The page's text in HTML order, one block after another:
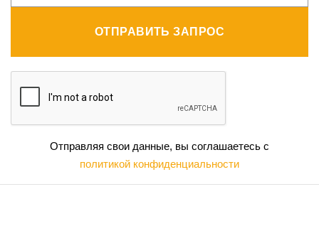
ОТПРАВИТЬ ЗАПРОС
Отправляя свои данные, вы соглашаетесь с
политикой конфиденциальности